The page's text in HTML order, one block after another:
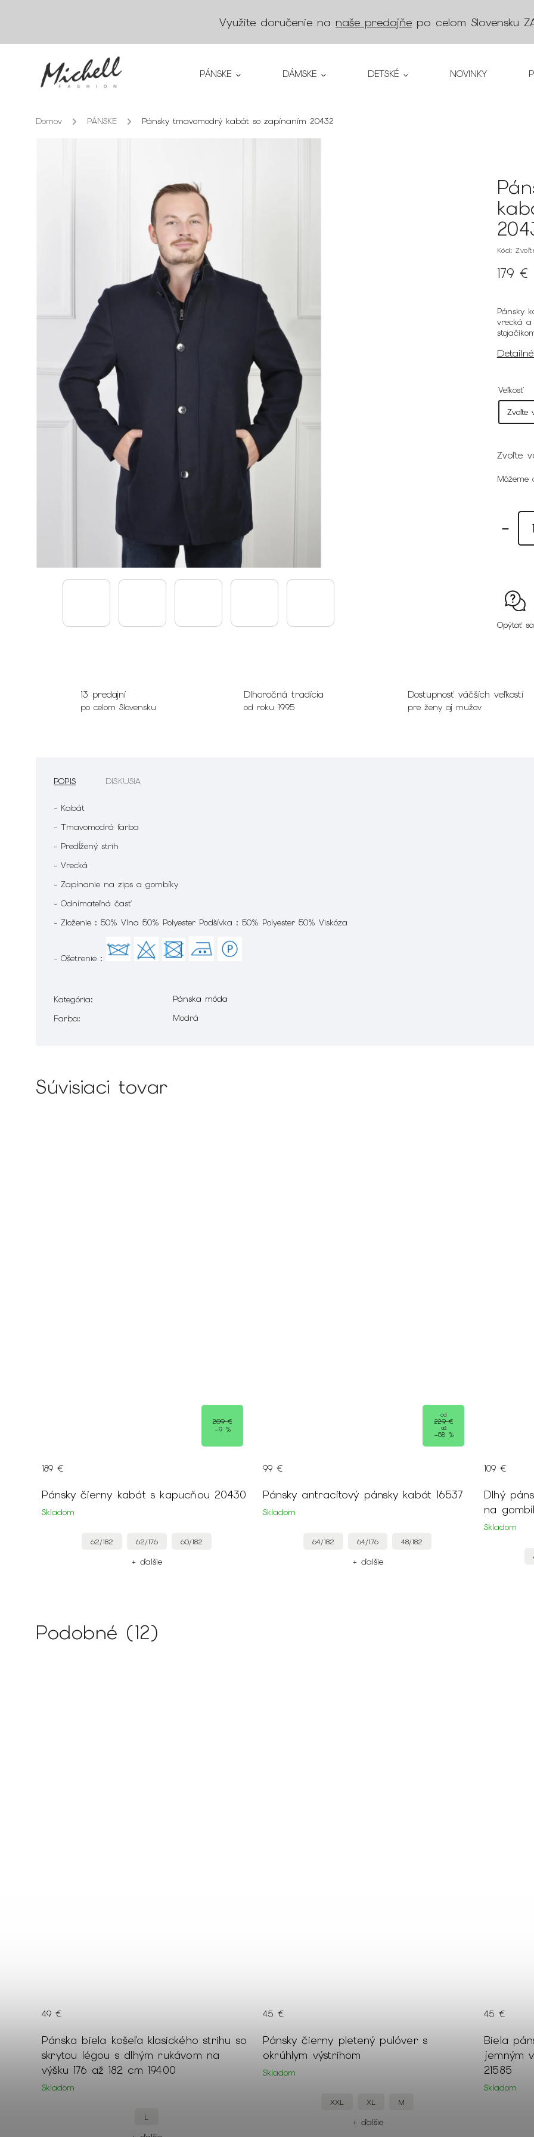
Využite doručenie na naše predajňe po celom Slovensku
PÁNSKE DÁMSKE DETSKÉ NOVINKY
Domov / PÁNSKE / Pánsky tmavomodrý kabát so zapínaním 20432
Kód:
179 €
Pánsky
vrecká
Veľkosť
Zvoľte
Môžeme
Opýtať sa
13 predajní
po celom Slovensku
Dlhoročná tradícia
od roku 1995
Dostupnosť väčších veľkostí
pre ženy aj mužov
POPIS DISKUSIA
- Kabát
- Tmavomodrá farba
- Predĺžený strih
- Vrecká
- Zapínanie na zips a gombíky
- Odnímateľná časť
- Zloženie : 50% Vlna 50% Polyester Podšívka : 50% Polyester 50% Viskóza
- Ošetrenie :
Kategória:
Pánska móda
Farba: Modrá
Súvisiaci tovar
209 €
–9 %
Pánsky čierny kabát s kapucňou 20430
Skladom
189 €
62/182 62/176 60/182
+ ďalšie
od
229 €
až
–58 %
Pánsky antracitový pánsky kabát 16537
Skladom
99 €
64/182 64/176 48/182
+ ďalšie
Dlhý
Skladom
109 €
Podobné (12)
Pánska biela košeľa klasického strihu so
skrytou légou s dlhým rukávom na
výšku 176 až 182 cm 19400
Skladom
49 €
L
Pánsky čierny pletený pulóver s
okrúhlym výstrihom
Skladom
45 €
XXL XL M
+ ďalšie
Biela
jemným
21585
Skladom
45 €